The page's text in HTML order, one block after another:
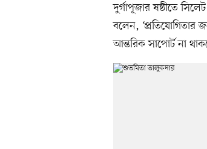
দুর্গাপূজার ষষ্ঠীতে
বলেন, ‘প্রতিযোগিতার
আন্তরিক সাপোর্ট না